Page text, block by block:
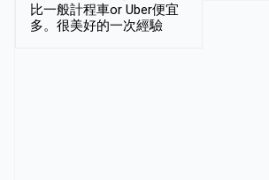
比一般計程車or Uber便宜
多。很美好的一次經驗